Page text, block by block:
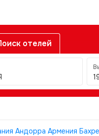
отелей
Андорра Армения